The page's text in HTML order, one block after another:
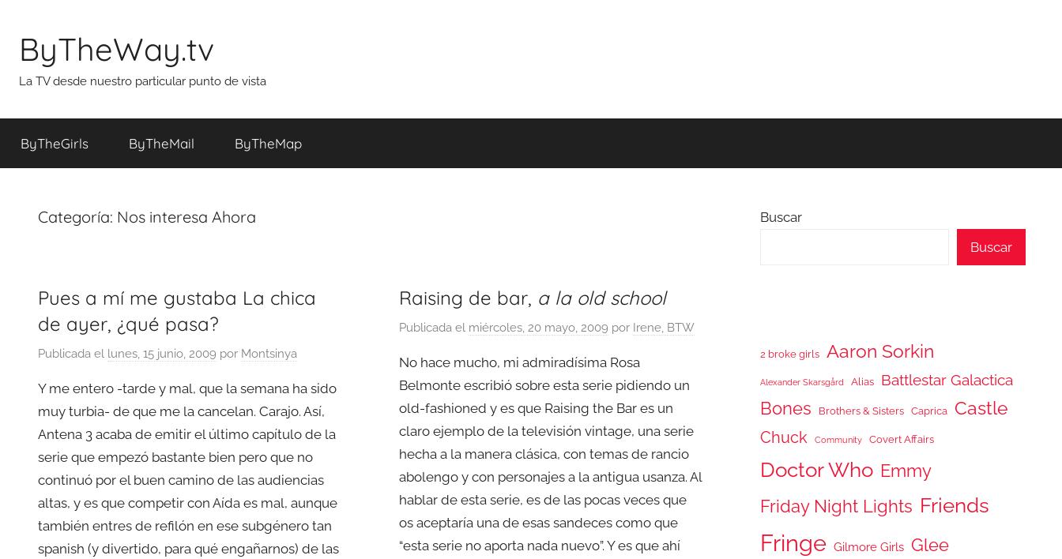
contenido
ByTheWay.tv
La TV desde nuestro particular punto de vista
ByTheGirls ByTheMail ByTheMap
Categoría: Nos interesa Ahora
Pues a mí me gustaba La chica
de ayer, ¿qué pasa?
Publicada el lunes, 15 junio, 2009 por Montsinya
Y me entero -tarde y mal, que la semana ha sido
muy turbia- de que me la cancelan. Carajo. Así,
Antena 3 acaba de emitir el último capítulo de la
serie que empezó bastante bien pero que no
continuó por el buen camino de las audiencias
altas, y es que competir con Aída es mal, aunque
también entres de refilón en ese subgénero tan
spanish (y divertido, para qué engañarnos) de las
Raising de bar, a la old school
Publicada el miércoles, 20 mayo, 2009 por Irene, BTW
No hace mucho, mi admiradísima Rosa
Belmonte escribió sobre esta serie pidiendo un
old-fashioned y es que Raising the Bar es un
claro ejemplo de la televisión vintage, una serie
hecha a la manera clásica, con temas de rancio
abolengo y con personajes a la antigua usanza. Al
hablar de esta serie, es de las pocas veces que
os aceptaría una de esas sandeces como que
“esta serie no aporta nada nuevo”. Y es que ahí
Buscar
Buscar
2 broke girls Aaron Sorkin
Alexander Skarsgård Alias Battlestar Galactica
Bones Brothers & Sisters Caprica Castle
Chuck Community Covert Affairs
Doctor Who Emmy
Friday Night Lights Friends
Fringe Gilmore Girls Glee